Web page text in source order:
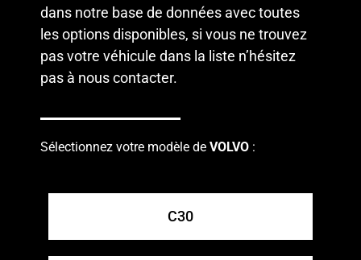
dans notre base de données avec toutes
les options disponibles, si vous ne trouvez
pas votre véhicule dans la liste n’hésitez
pas à nous contacter.
Sélectionnez votre modèle de VOLVO :
C30